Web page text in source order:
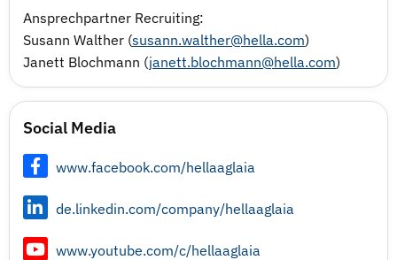
Ansprechpartner Recruiting:
Susann Walther (susann.walther@hella.com)
Janett Blochmann (janett.blochmann@hella.com)
Social Media
www.facebook.com/hellaaglaia
de.linkedin.com/company/hellaaglaia
www.youtube.com/c/hellaaglaia